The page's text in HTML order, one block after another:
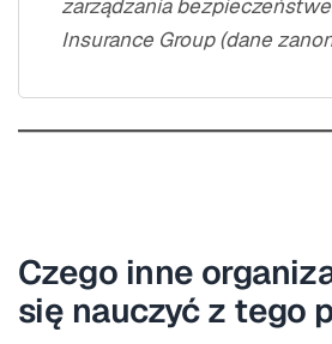
zarządzania
Insurance Group (dane
Czego inne
się nauczyć z tego